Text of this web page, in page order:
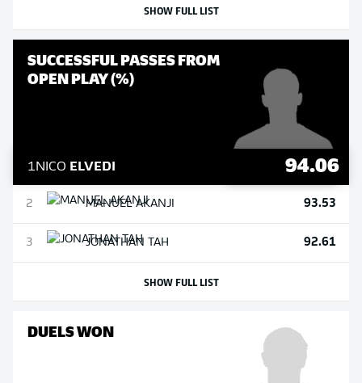
SHOW FULL LIST
SUCCESSFUL PASSES FROM
OPEN PLAY (%)
1NICO ELVEDI 94.06
2 MANUELAKANJI 93.53
3 JONATHAN TAH 92.61
SHOW FULL LIST
DUELS WON